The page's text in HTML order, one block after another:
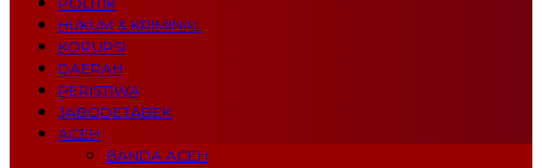
HUKUM & KRIMINAL
KORUPSI
DAERAH
PERISTIWA
JABODETABEK
ACEH
BANDA ACEH